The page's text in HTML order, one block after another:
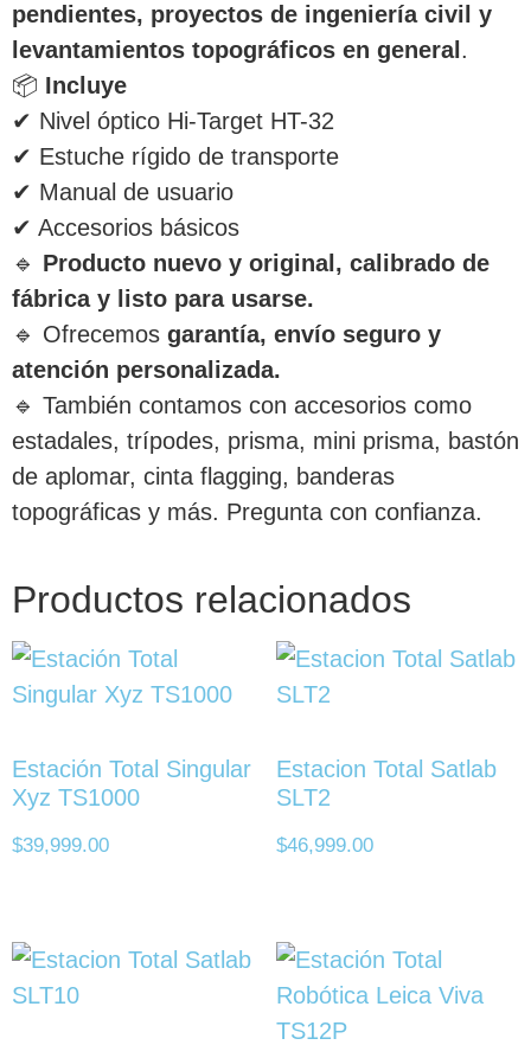
pendientes, proyectos de ingeniería civil y
levantamientos topográficos en general .
📦 Incluye
✔ Nivel óptico Hi-Target HT-32
✔ Estuche rígido de transporte
✔ Manual de usuario
✔ Accesorios básicos
🔹 Producto nuevo y original, calibrado de
fábrica y listo para usarse.
🔹 Ofrecemos garantía, envío seguro y
atención personalizada.
🔹 También contamos con accesorios como
estadales, trípodes, prisma, mini prisma, bastón
de aplomar, cinta flagging, banderas
topográficas y más. Pregunta con confianza.
Productos relacionados
Estación Total Singular
Xyz TS1000
$39,999.00
Estacion Total Satlab
SLT2
$46,999.00